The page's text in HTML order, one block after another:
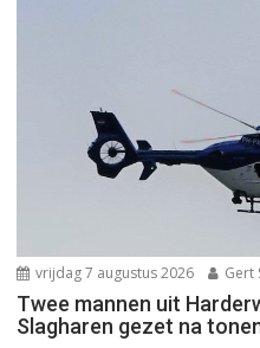
vrijdag 7 augustus 2026 Gert
Twee mannen uit
Slagharen gezet na